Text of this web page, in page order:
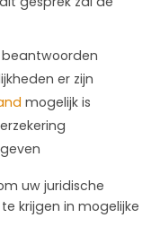
er zijn
mogelijk is
uw juridische
krijgen in mogelijke